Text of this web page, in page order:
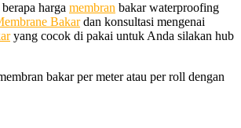
harga membran bakar waterproofing
Bakardan konsultasi mengenai
yang cocok di pakai untuk Anda silakan hub
bakar per meter atau per roll dengan